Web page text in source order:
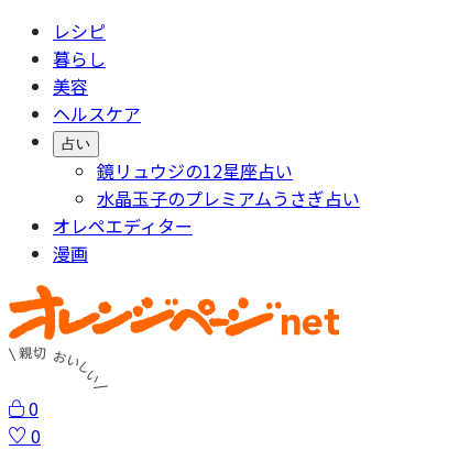
レシピ
暮らし
美容
ヘルスケア
占い
鏡リュウジの12星座占い
水晶玉子のプレミアムうさぎ占い
オレペエディター
漫画
0
0